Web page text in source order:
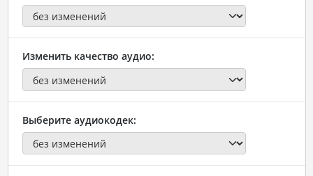
Изменить качество аудио:
Выберите аудиокодек: